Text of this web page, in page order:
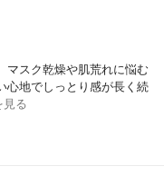
マスク乾燥や肌荒れに悩む
心地でしっとり感が長く続
見る